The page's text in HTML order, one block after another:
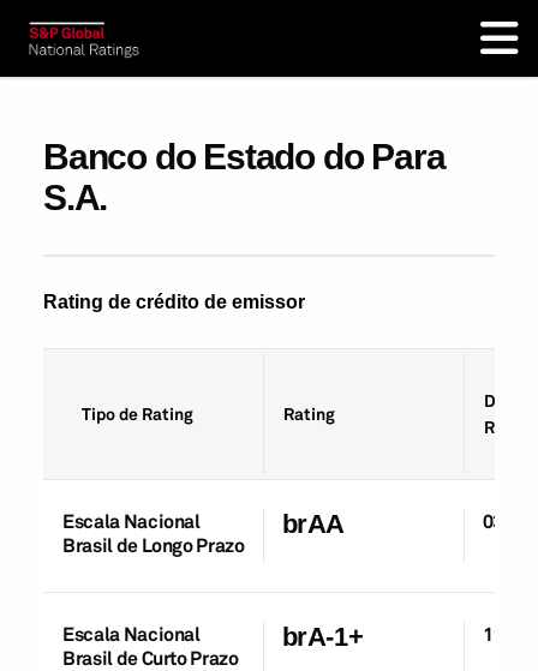
Banco do Estado do Para
S.A.
Rating de crédito de emissor
Tipo de Rating Rating
Data
Rating
Escala Nacional
Brasil de Longo Prazo
brAA 03-
Escala Nacional
Brasil de Curto Prazo
brA-1+ 11-